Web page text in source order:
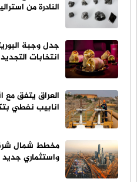
النادرة من
جدل وجبة
انتخابات
العراق يتفق مع
انابيب نفطي بتكلفة 15
مخطط شمال
واستثماري